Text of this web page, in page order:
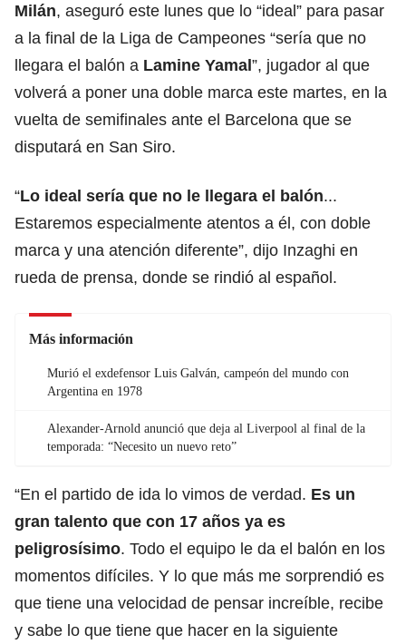
Milán, aseguró este lunes que lo “ideal” para pasar
a la final de la Liga de Campeones “sería que no
llegara el balón a Lamine Yamal”, jugador al que
volverá a poner una doble marca este martes, en la
vuelta de semifinales ante el Barcelona que se
disputará en San Siro.
“Lo ideal sería que no le llegara el balón...
Estaremos especialmente atentos a él, con doble
marca y una atención diferente”, dijo Inzaghi en
rueda de prensa, donde se rindió al español.
Más información
Murió el exdefensor Luis Galván, campeón del mundo con
Argentina en 1978
Alexander-Arnold anunció que deja al Liverpool al final de la
temporada: “Necesito un nuevo reto”
“En el partido de ida lo vimos de verdad. Es un
gran talento que con 17 años ya es
peligrosísimo. Todo el equipo le da el balón en los
momentos difíciles. Y lo que más me sorprendió es
que tiene una velocidad de pensar increíble, recibe
y sabe lo que tiene que hacer en la siguiente